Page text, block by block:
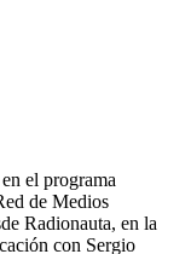
el programa
de Medios
Radionauta, en la
con Sergio